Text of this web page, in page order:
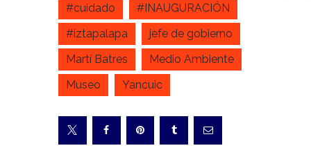
#cuidado
#INAUGURACIÓN
#iztapalapa
jefe de gobierno
Martí Batres
Medio Ambiente
Museo
Yancuic